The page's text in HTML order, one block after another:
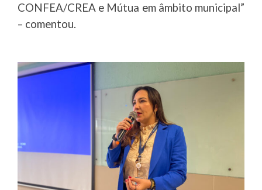
CONFEA/CREA e Mútua em âmbito municipal”
– comentou.